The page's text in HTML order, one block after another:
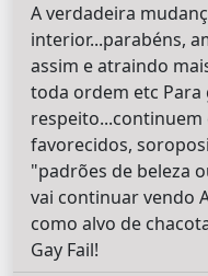
A verdadeira
interior...parabéns,
assim e atraindo
toda ordem etc
favorecidos,
"padrões de beleza
vai continuar vendo
como alvo de
Gay Fail!